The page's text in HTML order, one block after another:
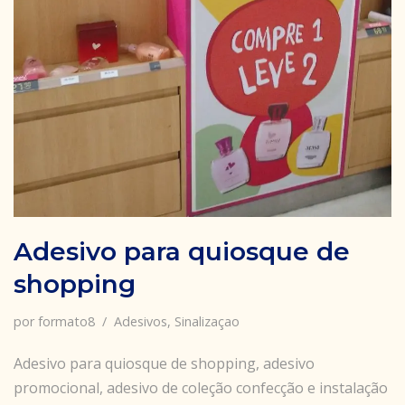
Adesivo para quiosque de
shopping
por formato8 Adesivos, Sinalizaçao
Adesivo para quiosque de shopping, adesivo
promocional, adesivo de coleção confecção e instalação